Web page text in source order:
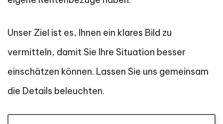
Unser Ziel ist es, Ihnen ein klares Bild zu
vermitteln, damit Sie Ihre Situation besser
einschätzen können. Lassen Sie uns gemeinsam
die Details beleuchten.